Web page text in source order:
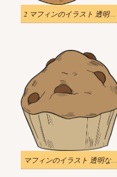
2 マフィンのイラスト 透明な背景
マフィンのイラスト 透明な背景 2